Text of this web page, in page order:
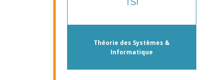
Théorie des Systèmes &
Informatique